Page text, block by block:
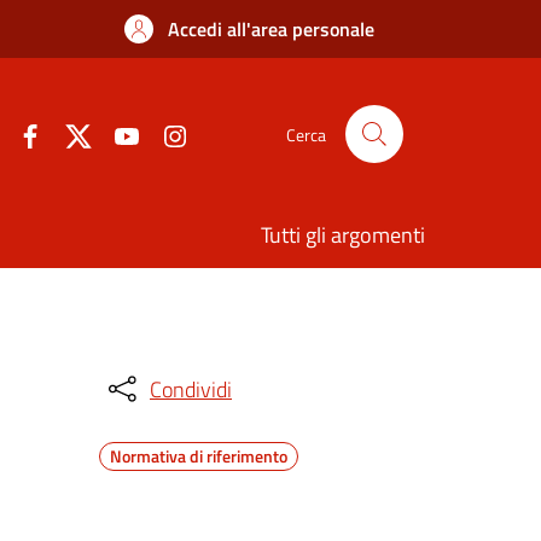
Accedi all'area personale
Cerca
Tutti gli argomenti
Condividi
Normativa di riferimento